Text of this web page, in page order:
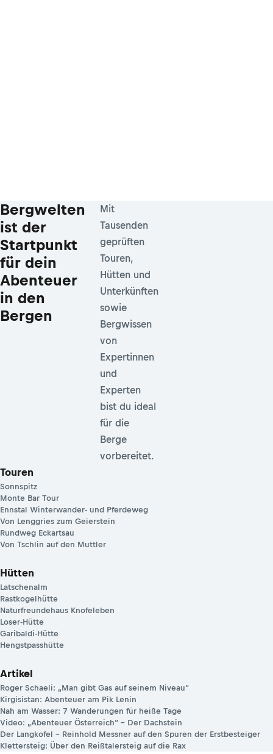
Bergwelten
ist der
Startpunkt
für dein
Abenteuer
in den
Bergen
Mit
Tausenden
geprüften
Touren,
Hütten und
Unterkünften
sowie
Bergwissen
von
Expertinnen
und
Experten
bist du ideal
für die
Berge
vorbereitet.
Touren
Sonnspitz
Monte Bar Tour
Ennstal Winterwander- und Pferdeweg
Von Lenggries zum Geierstein
Rundweg Eckartsau
Von Tschlin auf den Muttler
Hütten
Latschenalm
Rastkogelhütte
Naturfreundehaus Knofeleben
Loser-Hütte
Garibaldi-Hütte
Hengstpasshütte
Artikel
Roger Schaeli: „Man gibt Gas auf seinem Niveau“
Kirgisistan: Abenteuer am Pik Lenin
Nah am Wasser: 7 Wanderungen für heiße Tage
Video: „Abenteuer Österreich“ – Der Dachstein
Der Langkofel – Reinhold Messner auf den Spuren der Erstbesteiger
Klettersteig: Über den Reißtalersteig auf die Rax